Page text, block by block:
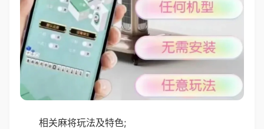
相关麻将玩法及特色;